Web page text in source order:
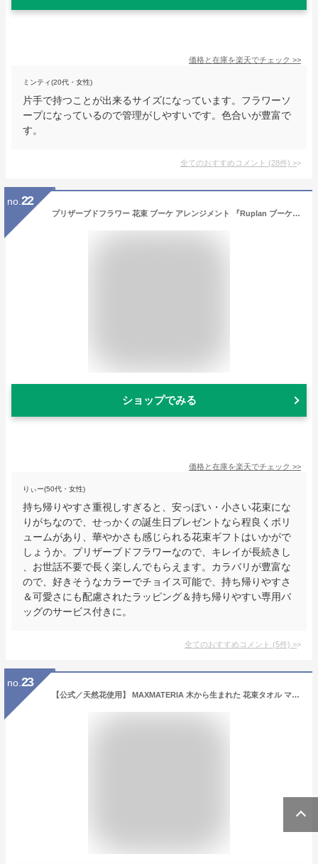
価格と在庫を楽天でチェック >>
ミンティ(20代・女性)
片手で持つことが出来るサイズになっています。フラワーソ
ープになっているので管理がしやすいです。色合いが豊富で
す。
全てのおすすめコメント (28件) >
no. 22
プリザーブドフラワー 花束 ブーケ アレンジメント 『Ruplan ブーケ プリザーブドフラワー 花束』 誕生日 結婚祝い 退院 快気祝い 卒業祝い 退職祝い 送別会 内祝い 記念日 周年 母の日 ギフト プレゼント 贈り物 女性 女友達 母 妻 ブリザードフラワー ブリザーブドフラワー
ショップでみる
価格と在庫を楽天でチェック >>
りぃー(50代・女性)
持ち帰りやすさ重視しすぎると、安っぽい・小さい花束にな
りがちなので、せっかくの誕生日プレゼントなら程良くボリ
ュームがあり、華やかさも感じられる花束ギフトはいかがで
しょうか。プリザーブドフラワーなので、キレイが長続きし
、お世話不要で長く楽しんでもらえます。カラバリが豊富な
ので、好きそうなカラーでチョイス可能で、持ち帰りやすさ
＆可愛さにも配慮されたラッピング＆持ち帰りやすい専用バ
ッグのサービス付きに。
全てのおすすめコメント (5件) >
no. 23
【公式／天然花使用】 MAXMATERIA 木から生まれた 花束タオル マックスマテリア プレミアムクラス ハンドタオル ◆ FLOWER HAND TOWEL ◆ 誕生日 プレゼント ギフト ブーケ 結婚 女性 フラワー 退職 送別 花束 花